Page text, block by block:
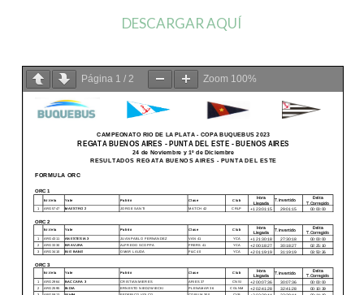
DESCARGAR AQUÍ
Página 1 / 2 Zoom 100%